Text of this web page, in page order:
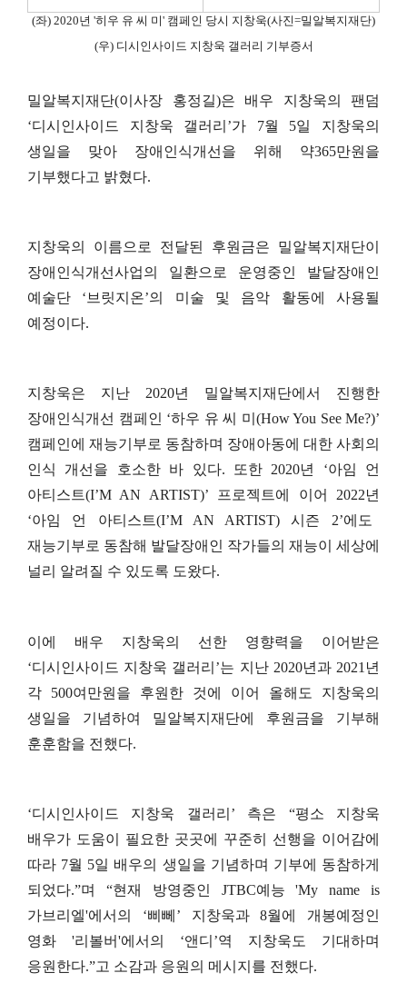
(좌) 2020년 '히우 유 씨 미' 캠페인 당시 지창욱(사진=밀알복지재단)
(우) 디시인사이드 지창욱 갤러리 기부증서
밀알복지재단(이사장 홍정길)은 배우 지창욱의 팬덤
‘디시인사이드 지창욱 갤러리 ’가 7월 5일 지창욱의
생일을 맞아 장애인식개선을 위해 약365만원을
기부했다고 밝혔다.
지창욱의 이름으로 전달된 후원금은 밀알복지재단이
장애인식개선사업의 일환으로 운영중인 발달장애인
예술단 ‘ 브릿지온’의 미술 및 음악 활동에 사용될
예정이다.
지창욱은 지난 2020년 밀알복지재단에서 진행한
장애인식개선 캠페인 ‘하우 유 씨 미 (How You See Me?)’
캠페인에 재능기부로 동참하며 장애아동에 대한 사회의
인식 개선을 호소한 바 있다. 또한 2020년 ‘아임 언
아티스트(I’M AN ARTIST)’ 프로젝트에 이어 2022년
‘아임 언 아티스트(I’M AN ARTIST)시즌 2’에도
재능기부로 동참해 발달장애인 작가들의 재능이 세상에
널리 알려질 수 있도록 도왔다.
이에 배우 지창욱의 선한 영향력을 이어받은
‘디시인사이드 지창욱 갤러리 ’는 지난2020년과2021 년
각 500여만원을 후원한 것에 이어 올해도 지창욱의
생일을 기념하여 밀알복지재단에 후원금을 기부해
훈훈함을 전했다.
‘디시인사이드 지창욱 갤러리 ’ 측은 “평소 지창욱
배우가 도움이 필요한 곳곳에 꾸준히 선행을 이어감에
따라 7월 5일 배우의 생일을 기념하며 기부에 동참하게
되었다.”며 “현재 방영중인 JTBC예능 'My name is
가브리엘'에서의 ‘삐뻬 ’ 지창욱과8월에 개봉예정인
영화 '리볼버'에서의 ‘앤디 ’역 지창욱도 기대하며
응원한다.”고 소감과 응원의 메시지를 전했다.